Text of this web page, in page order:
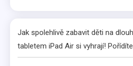
Jak spolehlivě zabavit děti na
tabletem iPad Air si vyhrají! Pořídíte